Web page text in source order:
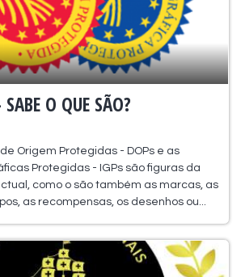
O QUE SÃO?
Origem Protegidas - DOPs e as
Protegidas - IGPs são figuras da
como o são também as marcas, as
as recompensas, os desenhos ou...